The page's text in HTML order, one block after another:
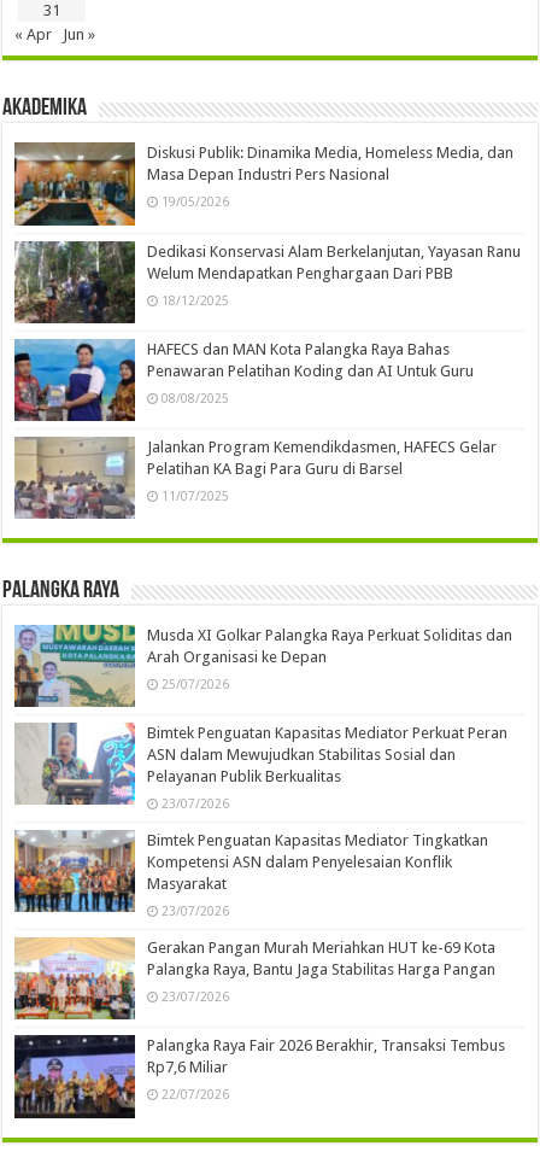
31
« Apr
Jun »
Akademika
Diskusi Publik: Dinamika Media, Homeless Media, dan
Masa Depan Industri Pers Nasional
19/05/2026
Dedikasi Konservasi Alam Berkelanjutan, Yayasan Ranu
Welum Mendapatkan Penghargaan Dari PBB
18/12/2025
HAFECS dan MAN Kota Palangka Raya Bahas
Penawaran Pelatihan Koding dan AI Untuk Guru
08/08/2025
Jalankan Program Kemendikdasmen, HAFECS Gelar
Pelatihan KA Bagi Para Guru di Barsel
11/07/2025
Palangka Raya
Musda XI Golkar Palangka Raya Perkuat Soliditas dan
Arah Organisasi ke Depan
25/07/2026
Bimtek Penguatan Kapasitas Mediator Perkuat Peran
ASN dalam Mewujudkan Stabilitas Sosial dan
Pelayanan Publik Berkualitas
23/07/2026
Bimtek Penguatan Kapasitas Mediator Tingkatkan
Kompetensi ASN dalam Penyelesaian Konflik
Masyarakat
23/07/2026
Gerakan Pangan Murah Meriahkan HUT ke-69 Kota
Palangka Raya, Bantu Jaga Stabilitas Harga Pangan
23/07/2026
Palangka Raya Fair 2026 Berakhir, Transaksi Tembus
Rp7,6 Miliar
22/07/2026